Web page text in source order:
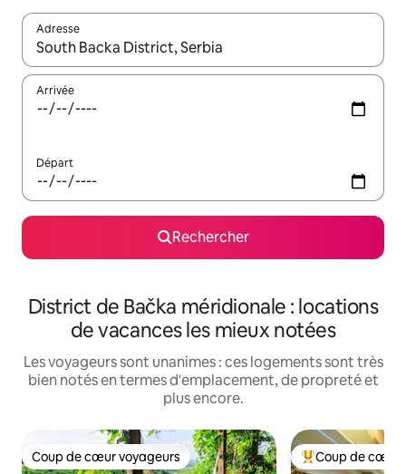
Adresse
Lorsque les résultats s'affichent, utilisez les flèches vers le
Arrivée
Départ
Rechercher
District de Bačka méridionale : locations
de vacances les mieux notées
Les voyageurs sont unanimes : ces logements sont très
bien notés en termes d'emplacement, de propreté et
plus encore.
Coup de cœur voyageurs
Coup de cœur voyageurs Coups de cœur
Coup de cœur